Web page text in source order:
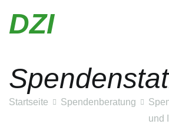
InhaltDZI
Startseite Spendenberatung
und